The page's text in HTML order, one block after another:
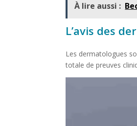
À lire aussi :
L’avis des
Les dermatologues
totale de preuves